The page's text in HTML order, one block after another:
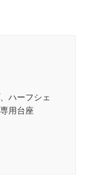
ハーフシェ
用台座